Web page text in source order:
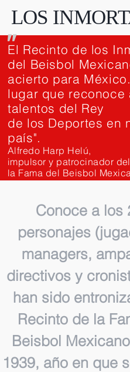
LOS
El Recinto de los
del Beisbol
acierto para
lugar que reconoce
talentos del Rey
de los Deportes en
país".
Alfredo Harp Helú,
impulsor y patrocinador
la Fama del Beisbol
"
Conoce a los
personajes
managers,
directivos y
han sido
Recinto de la
Beisbol
1939, año en que